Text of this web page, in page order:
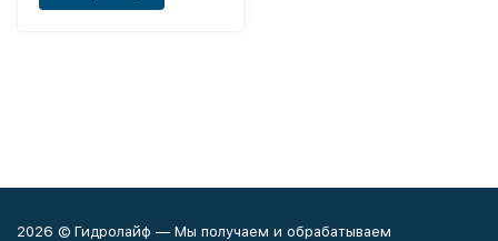
2026 © Гидролайф — Мы получаем и обрабатываем